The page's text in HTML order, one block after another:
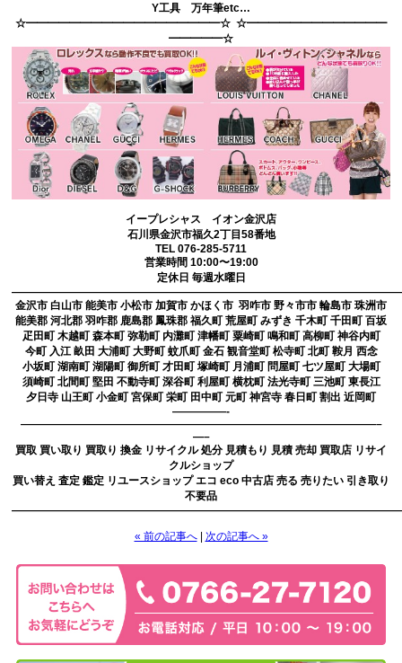
Y工具 万年筆etc…
☆━━━━━━━━━━━━━━━━━━☆ ☆━━━━━━━━━━━━━
━━━━━☆
イープレシャス イオン金沢店
石川県金沢市福久2丁目58番地
TEL 076-285-5711
営業時間 10:00〜19:00
定休日 毎週水曜日
金沢市 白山市 能美市 小松市 加賀市 かほく市 羽咋市 野々市市 輪島市 珠洲市
能美郡 河北郡 羽咋郡 鹿島郡 鳳珠郡 福久町 荒屋町 みずき 千木町 千田町 百坂
疋田町 木越町 森本町 弥勒町 内灘町 津幡町 粟崎町 鳴和町 高柳町 神谷内町
今町 入江 畝田 大浦町 大野町 蚊爪町 金石 観音堂町 松寺町 北町 鞍月 西念
小坂町 湖南町 湖陽町 御所町 才田町 塚崎町 月浦町 問屋町 七ツ屋町 大場町
須崎町 北間町 堅田 不動寺町 深谷町 利屋町 横枕町 法光寺町 三池町 東長江
夕日寺 山王町 小金町 宮保町 栄町 田中町 元町 神宮寺 春日町 割出 近岡町
—————-
—————————————————————————————————–
—–
買取 買い取り 買取り 換金 リサイクル 処分 見積もり 見積 売却 買取店 リサイ
クルショップ
買い替え 査定 鑑定 リユースショップ エコ eco 中古店 売る 売りたい 引き取り
不要品
« 前の記事へ| 次の記事へ »